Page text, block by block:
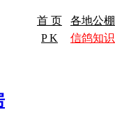
首 页 各地公棚
P K
信鸽知识